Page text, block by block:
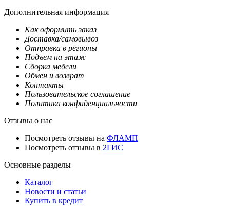
Дополнительная информация
Как оформить заказ
Доставка/самовывоз
Отправка в регионы
Подъем на этаж
Сборка мебели
Обмен и возврат
Контакты
Пользовательское соглашение
Политика конфиденциальности
Отзывы о нас
Посмотреть отзывы на ФЛАМП
Посмотреть отзывы в 2ГИС
Основные разделы
Каталог
Новости и статьи
Купить в кредит